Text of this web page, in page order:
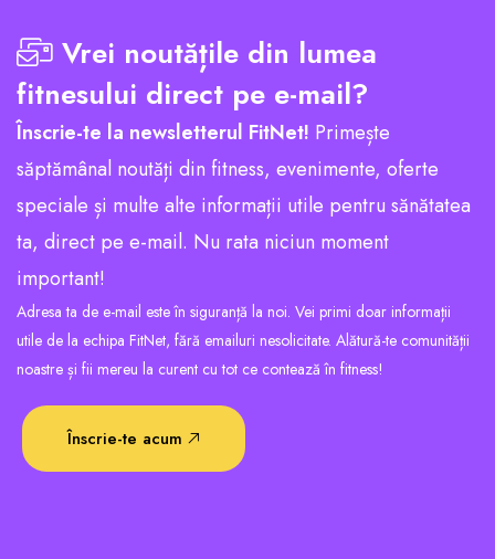
Vrei noutățile din lumea
fitnesului direct pe e-mail?
Înscrie-te la newsletterul FitNet! Primește
săptămânal noutăți din fitness, evenimente, oferte
speciale și multe alte informații utile pentru sănătatea
ta, direct pe e-mail. Nu rata niciun moment
important!
Adresa ta de e-mail este în siguranță la noi. Vei primi doar informații
utile de la echipa FitNet, fără emailuri nesolicitate. Alătură-te comunității
noastre și fii mereu la curent cu tot ce contează în fitness!
Înscrie-te acum